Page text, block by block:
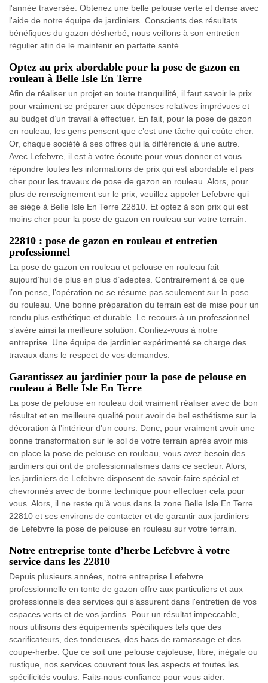
l'année traversée. Obtenez une belle pelouse verte et dense avec
l'aide de notre équipe de jardiniers. Conscients des résultats
bénéfiques du gazon désherbé, nous veillons à son entretien
régulier afin de le maintenir en parfaite santé.
Optez au prix abordable pour la pose de gazon en
rouleau à Belle Isle En Terre
Afin de réaliser un projet en toute tranquillité, il faut savoir le prix
pour vraiment se préparer aux dépenses relatives imprévues et
au budget d’un travail à effectuer. En fait, pour la pose de gazon
en rouleau, les gens pensent que c’est une tâche qui coûte cher.
Or, chaque société à ses offres qui la différencie à une autre.
Avec Lefebvre, il est à votre écoute pour vous donner et vous
répondre toutes les informations de prix qui est abordable et pas
cher pour les travaux de pose de gazon en rouleau. Alors, pour
plus de renseignement sur le prix, veuillez appeler Lefebvre qui
se siège à Belle Isle En Terre 22810. Et optez à son prix qui est
moins cher pour la pose de gazon en rouleau sur votre terrain.
22810 : pose de gazon en rouleau et entretien
professionnel
La pose de gazon en rouleau et pelouse en rouleau fait
aujourd’hui de plus en plus d’adeptes. Contrairement à ce que
l’on pense, l’opération ne se résume pas seulement sur la pose
du rouleau. Une bonne préparation du terrain est de mise pour un
rendu plus esthétique et durable. Le recours à un professionnel
s’avère ainsi la meilleure solution. Confiez-vous à notre
entreprise. Une équipe de jardinier expérimenté se charge des
travaux dans le respect de vos demandes.
Garantissez au jardinier pour la pose de pelouse en
rouleau à Belle Isle En Terre
La pose de pelouse en rouleau doit vraiment réaliser avec de bon
résultat et en meilleure qualité pour avoir de bel esthétisme sur la
décoration à l’intérieur d’un cours. Donc, pour vraiment avoir une
bonne transformation sur le sol de votre terrain après avoir mis
en place la pose de pelouse en rouleau, vous avez besoin des
jardiniers qui ont de professionnalismes dans ce secteur. Alors,
les jardiniers de Lefebvre disposent de savoir-faire spécial et
chevronnés avec de bonne technique pour effectuer cela pour
vous. Alors, il ne reste qu’à vous dans la zone Belle Isle En Terre
22810 et ses environs de contacter et de garantir aux jardiniers
de Lefebvre la pose de pelouse en rouleau sur votre terrain.
Notre entreprise tonte d’herbe Lefebvre à votre
service dans les 22810
Depuis plusieurs années, notre entreprise Lefebvre
professionnelle en tonte de gazon offre aux particuliers et aux
professionnels des services qui s’assurent dans l'entretien de vos
espaces verts et de vos jardins. Pour un résultat impeccable,
nous utilisons des équipements spécifiques tels que des
scarificateurs, des tondeuses, des bacs de ramassage et des
coupe-herbe. Que ce soit une pelouse cajoleuse, libre, inégale ou
rustique, nos services couvrent tous les aspects et toutes les
spécificités voulus. Faits-nous confiance pour vous aider.